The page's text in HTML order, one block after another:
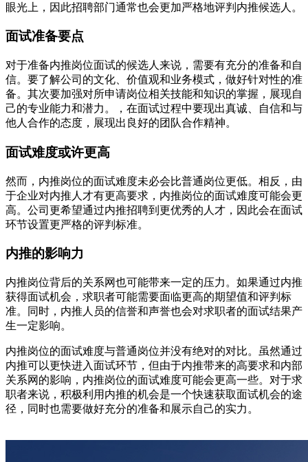
眼光上，因此招聘部门通常也会更加严格地评判内推候选人。
面试准备要点
对于准备内推岗位面试的候选人来说，需要有充分的准备和自
信。要了解公司的文化、价值观和业务模式，做好针对性的准
备。其次要加强对所申请岗位相关技能和知识的掌握，展现自
己的专业能力和潜力。，在面试过程中要现出真诚、自信和与
他人合作的态度，展现出良好的团队合作精神。
面试难度或许更高
然而，内推岗位的面试难度未必会比普通岗位更低。相反，由
于企业对内推人才有更高要求，内推岗位的面试难度可能会更
高。公司更希望通过内推招聘到更优秀的人才，因此会在面试
环节设置更严格的评判标准。
内推的影响力
内推岗位背后的关系网也可能带来一定的压力。如果通过内推
获得面试机会，求职者可能需要面临更高的期望值和评判标
准。同时，内推人员的信誉和声誉也会对求职者的面试结果产
生一定影响。
内推岗位的面试难度与普通岗位并没有绝对的对比。虽然通过
内推可以更快进入面试环节，但由于内推带来的高要求和内部
关系网的影响，内推岗位的面试难度可能会更高一些。对于求
职者来说，积极利用内推的机会是一个快速获取面试机会的途
径，同时也需要做好充分的准备和展示自己的实力。